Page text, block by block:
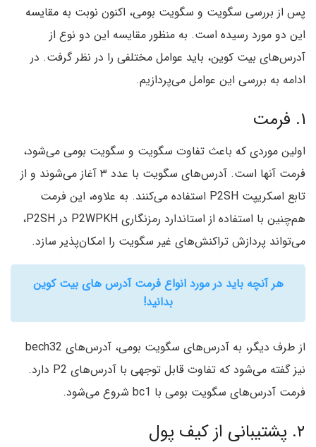
پس از بررسی سگویت و سگویت بومی، اکنون نوبت به مقایسه
این دو مورد رسیده است. به منظور مقایسه این دو نوع از
آدرس‌های بیت کوین، باید عوامل مختلفی را در نظر گرفت. در
ادامه به بررسی این عوامل می‌پردازیم.
۱. فرمت
اولین موردی که باعث تفاوت سگویت و سگویت بومی می‌شود،
فرمت آنها است. آدرس‌های سگویت با عدد ۳ آغاز می‌شوند و از
تابع اسکریپت P2SH استفاده می‌کنند. به علاوه، این فرمت
هم‌چنین با استفاده از استاندارد رمزنگاری P2WPKH در P2SH،
می‌تواند پردازش تراکنش‌های غیر سگویت را امکان‌پذیر سازد.
هر آنچه باید در مورد انواع فرمت آدرس های بیت کوین
بدانید!
از طرف دیگر، به آدرس‌های سگویت بومی، آدرس‌های bech32
نیز گفته می‌شود که تفاوت قابل توجهی با آدرس‌های P2 دارد.
فرمت آدرس‌های سگویت بومی با bc1 شروع می‌شود.
۲. پشتیبانی از کیف پول